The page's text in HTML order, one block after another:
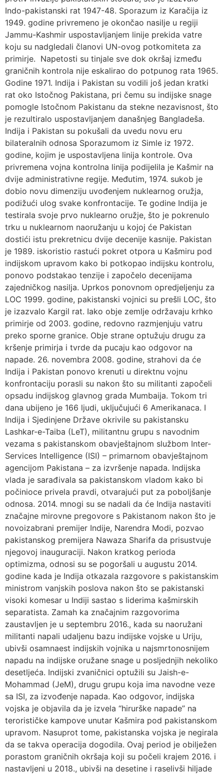
Indo-pakistanski rat 1947-48. Sporazum iz Karačija iz
1949. godine privremeno je okončao nasilje u regiji
Jammu-Kashmir uspostavljanjem linije prekida vatre
koju su nadgledali članovi UN-ovog potkomiteta za
primirje. Napetosti su tinjale sve dok okršaj između
graničnih kontrola nije eskalirao do potpunog rata 1965.
Godine 1971. Indija i Pakistan su vodili još jedan kratki
rat oko Istočnog Pakistana, pri čemu su indijske snage
pomogle Istočnom Pakistanu da stekne nezavisnost, što
je rezultiralo uspostavljanjem današnjeg Bangladeša.
Indija i Pakistan su pokušali da uvedu novu eru
bilateralnih odnosa Sporazumom iz Simle iz 1972.
godine, kojim je uspostavljena linija kontrole. Ova
privremena vojna kontrolna linija podijelila je Kašmir na
dvije administrativne regije. Međutim, 1974. sukob je
dobio novu dimenziju uvođenjem nuklearnog oružja,
podižući ulog svake konfrontacije. Te godine Indija je
testirala svoje prvo nuklearno oružje, što je pokrenulo
trku u nuklearnom naoružanju u kojoj će Pakistan
dostići istu prekretnicu dvije decenije kasnije. Pakistan
je 1989. iskoristio rastući pokret otpora u Kašmiru pod
indijskom upravom kako bi potkopao indijsku kontrolu,
ponovo podstakao tenzije i započelo decenijama
zajedničkog nasilja. Uprkos ponovnom opredjeljenju za
LOC 1999. godine, pakistanski vojnici su prešli LOC, što
je izazvalo Kargil rat. Iako obje zemlje održavaju krhko
primirje od 2003. godine, redovno razmjenjuju vatru
preko sporne granice. Obje strane optužuju drugu za
kršenje primirja i tvrde da pucaju kao odgovor na
napade. 26. novembra 2008. godine, strahovi da će
Indija i Pakistan ponovo krenuti u direktnu vojnu
konfrontaciju porasli su nakon što su militanti započeli
opsadu indijskog glavnog grada Mumbaija. Tokom tri
dana ubijeno je 166 ljudi, uključujući 6 Amerikanaca. I
Indija i Sjedinjene Države okrivile su pakistansku
Lashkar-e-Taiba (LeT), militantnu grupu s navodnim
vezama s pakistanskom obavještajnom službom Inter-
Services Intelligence (ISI) – primarnom obavještajnom
agencijom Pakistana – za izvršenje napada. Indijska
vlada je sarađivala sa pakistanskom vladom kako bi
počinioce privela pravdi, otvarajući put za poboljšanje
odnosa. 2014. mnogi su se nadali da će Indija nastaviti
značajne mirovne pregovore s Pakistanom nakon što je
novoizabrani premijer Indije, Narendra Modi, pozvao
pakistanskog premijera Nawaza Sharifa da prisustvuje
njegovoj inauguraciji. Nakon kratkog perioda
optimizma, odnosi su se pogoršali u augustu 2014.
godine kada je Indija otkazala razgovore s pakistanskim
ministrom vanjskih poslova nakon što se pakistanski
visoki komesar u Indiji sastao s liderima kašmirskih
separatista. Zamah ka značajnim razgovorima
zaustavljen je u septembru 2016., kada su naoružani
militanti napali udaljenu bazu indijske vojske u Uriju,
ubivši osamnaest indijskih vojnika u najsmrtonosnijem
napadu na indijske oružane snage u posljednjih nekoliko
desetljeća. Indijski zvaničnici optužili su Jaish-e-
Mohammad (JeM), drugu grupu koja ima navodne veze
sa ISI, za izvođenje napada. Kao odgovor, indijska
vojska je objavila da je izvela “hirurške napade” na
terorističke kampove unutar Kašmira pod pakistanskom
upravom. Nasuprot tome, pakistanska vojska je negirala
da se takva operacija dogodila. Ovaj period je obilježen
porastom graničnih okršaja koji su počeli krajem 2016. i
nastavljeni u 2018., ubivši na desetine i raselivši hiljade